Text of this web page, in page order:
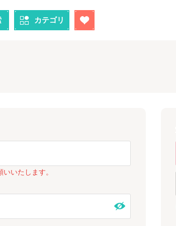
カテゴリ
いたします。